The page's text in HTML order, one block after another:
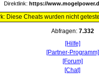
Direktlink: https://
Diese Cheats wurden nicht
Abfragen: 7.332
[Hilfe]
[Partner-Programm]
[Forum]
[Chat]